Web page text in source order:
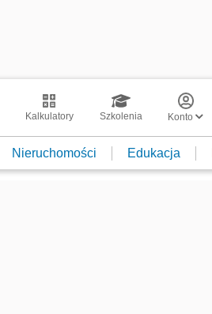
Kalkulatory Szkolenia Konto
Nieruchomości Edukacja